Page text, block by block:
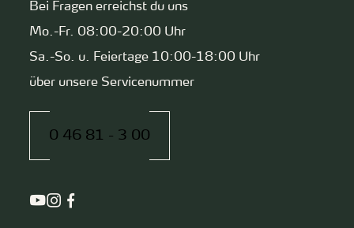
Bei Fragen erreichst du uns
Mo.-Fr. 08:00-20:00 Uhr
Sa.-So. u. Feiertage 10:00-18:00 Uhr
über unsere Servicenummer
0 46 81 - 3 00